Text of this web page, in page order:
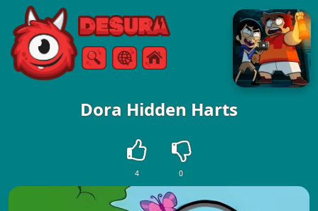
Free Online Games
Sök Meny
Dora Hidden Harts
4 0